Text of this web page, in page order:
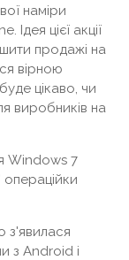
наміри
цієї акції
продажі на
вірною
цікаво, чи
виробників на
Windows 7
з'явилася
з Android і